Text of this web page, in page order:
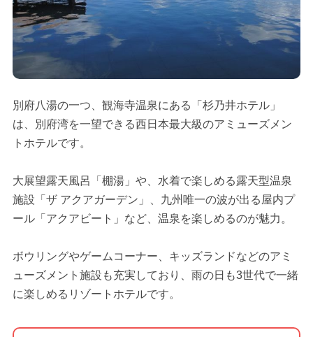
別府八湯の一つ、観海寺温泉にある「杉乃井ホテル」
は、別府湾を一望できる西日本最大級のアミューズメン
トホテルです。
大展望露天風呂「棚湯」や、水着で楽しめる露天型温泉
施設「ザ アクアガーデン」、九州唯一の波が出る屋内プ
ール「アクアビート」など、温泉を楽しめるのが魅力。
ボウリングやゲームコーナー、キッズランドなどのアミ
ューズメント施設も充実しており、雨の日も3世代で一緒
に楽しめるリゾートホテルです。